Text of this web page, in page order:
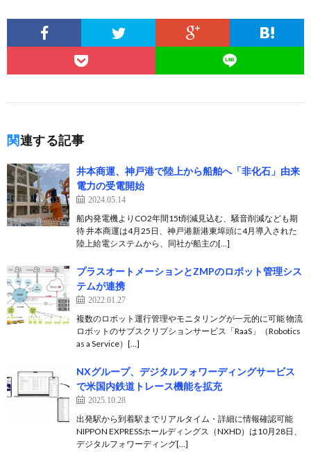
関連する記事
井本商運、神戸港で陸上から船舶へ「非化石」由来
電力の受電開始
2024.05.14
船内発電機よりCO2年間15t削減見込む、騒音削減なども期
待 井本商運は4月25日、神戸港新港東埠頭に4月導入された
陸上給電システムから、同社が船主の[…]
プラスオートメーションとZMPのロボット管理シス
テムが連携
2022.01.27
複数のロボット運行管理やモニタリングが一元的に可能 物流
ロボットのサブスクリプションサービス「RaaS」（Robotics
as a Service）[…]
NXグループ、デジタルフォワーディングサービス
で米国内鉄道トレース機能を拡充
2025.10.28
出発駅から到着駅までリアルタイム・詳細に情報確認可能
NIPPON EXPRESSホールディングス（NXHD）は10月28日、
デジタルフォワーディング[…]